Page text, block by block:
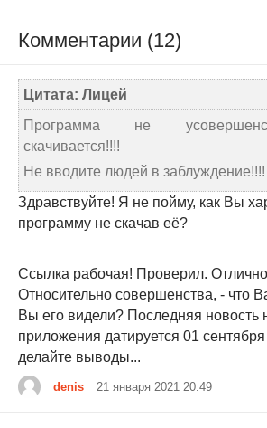
Комментарии (12)
Цитата: Лицей
Программа не
скачивается!!!!
Не вводите людей в заблуждение!!!!
Здравствуйте! Я не пойму, как Вы
программу не скачав её?
Ссылка рабочая! Проверил. Отлично
Относительно совершенства, - что
Вы его видели? Последняя новость
приложения датируется 01 сентября
делайте выводы...
denis 21 января 2021 20:49